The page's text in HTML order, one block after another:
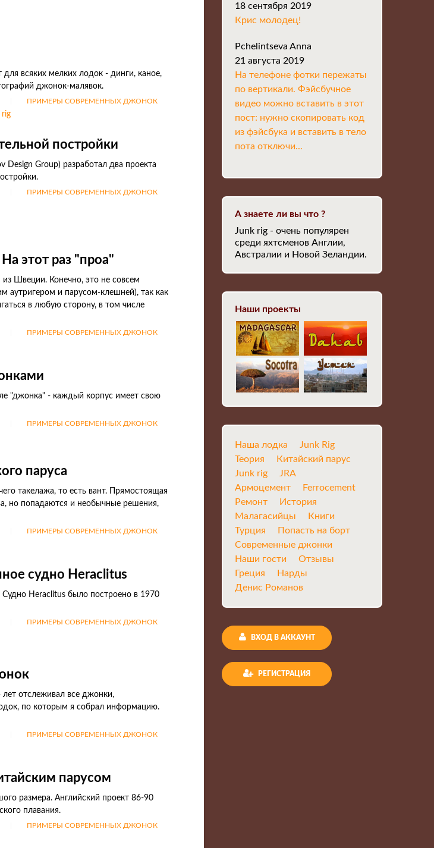
всяких мелких лодок - динги, каное,
джонок-малявок.
ПРИМЕРЫ СОВРЕМЕННЫХ ДЖОНОК
rig
постройки
Group) разработал два проекта
ПРИМЕРЫ СОВРЕМЕННЫХ ДЖОНОК
этот раз "проа"
Швеции. Конечно, это не совсем
аутригером и парусом-клешней), так как
в любую сторону, в том числе
ПРИМЕРЫ СОВРЕМЕННЫХ ДЖОНОК
"джонка" - каждый корпус имеет свою
ПРИМЕРЫ СОВРЕМЕННЫХ ДЖОНОК
паруса
такелажа, то есть вант. Прямостоящая
но попадаются и необычные решения,
ПРИМЕРЫ СОВРЕМЕННЫХ ДЖОНОК
судно Heraclitus
Heraclitus было построено в 1970
ПРИМЕРЫ СОВРЕМЕННЫХ ДЖОНОК
отслеживал все джонки,
по которым я собрал информацию.
ПРИМЕРЫ СОВРЕМЕННЫХ ДЖОНОК
парусом
размера. Английский проект 86-90
плавания.
ПРИМЕРЫ СОВРЕМЕННЫХ ДЖОНОК
18 сентября 2019
Крис молодец!
Pchelintseva Anna
21 августа 2019
На телефоне фотки пережаты
по вертикали. Фэйсбучное
видео можно вставить в этот
пост: нужно скопировать код
из фэйсбука и вставить в тело
пота отключи...
А знаете ли вы что ?
Junk rig - очень популярен
среди яхтсменов Англии,
Австралии и Новой Зеландии.
Наши проекты
Наша лодка
Junk Rig
Теория
Китайский парус
Junk rig
JRA
Армоцемент
Ferrocement
Ремонт
История
Малагасийцы
Книги
Турция
Попасть на борт
Современные джонки
Наши гости
Отзывы
Греция
Нарды
Денис Романов
ВХОД В АККАУНТ
РЕГИСТРАЦИЯ